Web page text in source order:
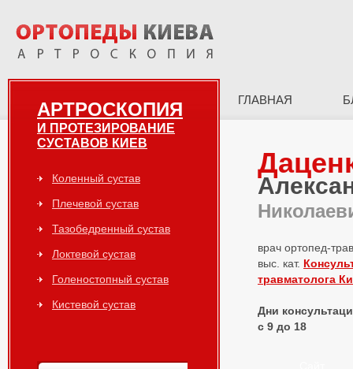
ГЛАВНАЯ
АРТРОСКОПИЯ
И ПРОТЕЗИРОВАНИЕ
СУСТАВОВ КИЕВ
Коленный сустав
Плечевой сустав
Тазобедренный сустав
Локтевой сустав
Голеностопный сустав
Кистевой сустав
врач ортопед-
выс. кат.
травматолога
Дни
с 9 до 18